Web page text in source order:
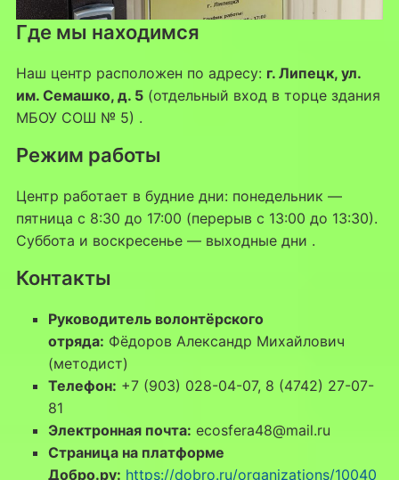
Где мы находимся
Наш центр расположен по адресу: г. Липецк, ул.
им. Семашко, д. 5(отдельный вход в торце здания
МБОУ СОШ № 5) .
Режим работы
Центр работает в будние дни: понедельник —
пятница с 8:30 до 17:00 (перерыв с 13:00 до 13:30).
Суббота и воскресенье — выходные дни .
Контакты
Руководитель волонтёрского
отряда: Фёдоров Александр Михайлович
(методист)
Телефон: +7 (903) 028-04-07, 8 (4742) 27-07-
81
Электронная почта: ecosfera48@mail.ru
Страница на платформе
Добро.ру: https://dobro.ru/organizations/10040